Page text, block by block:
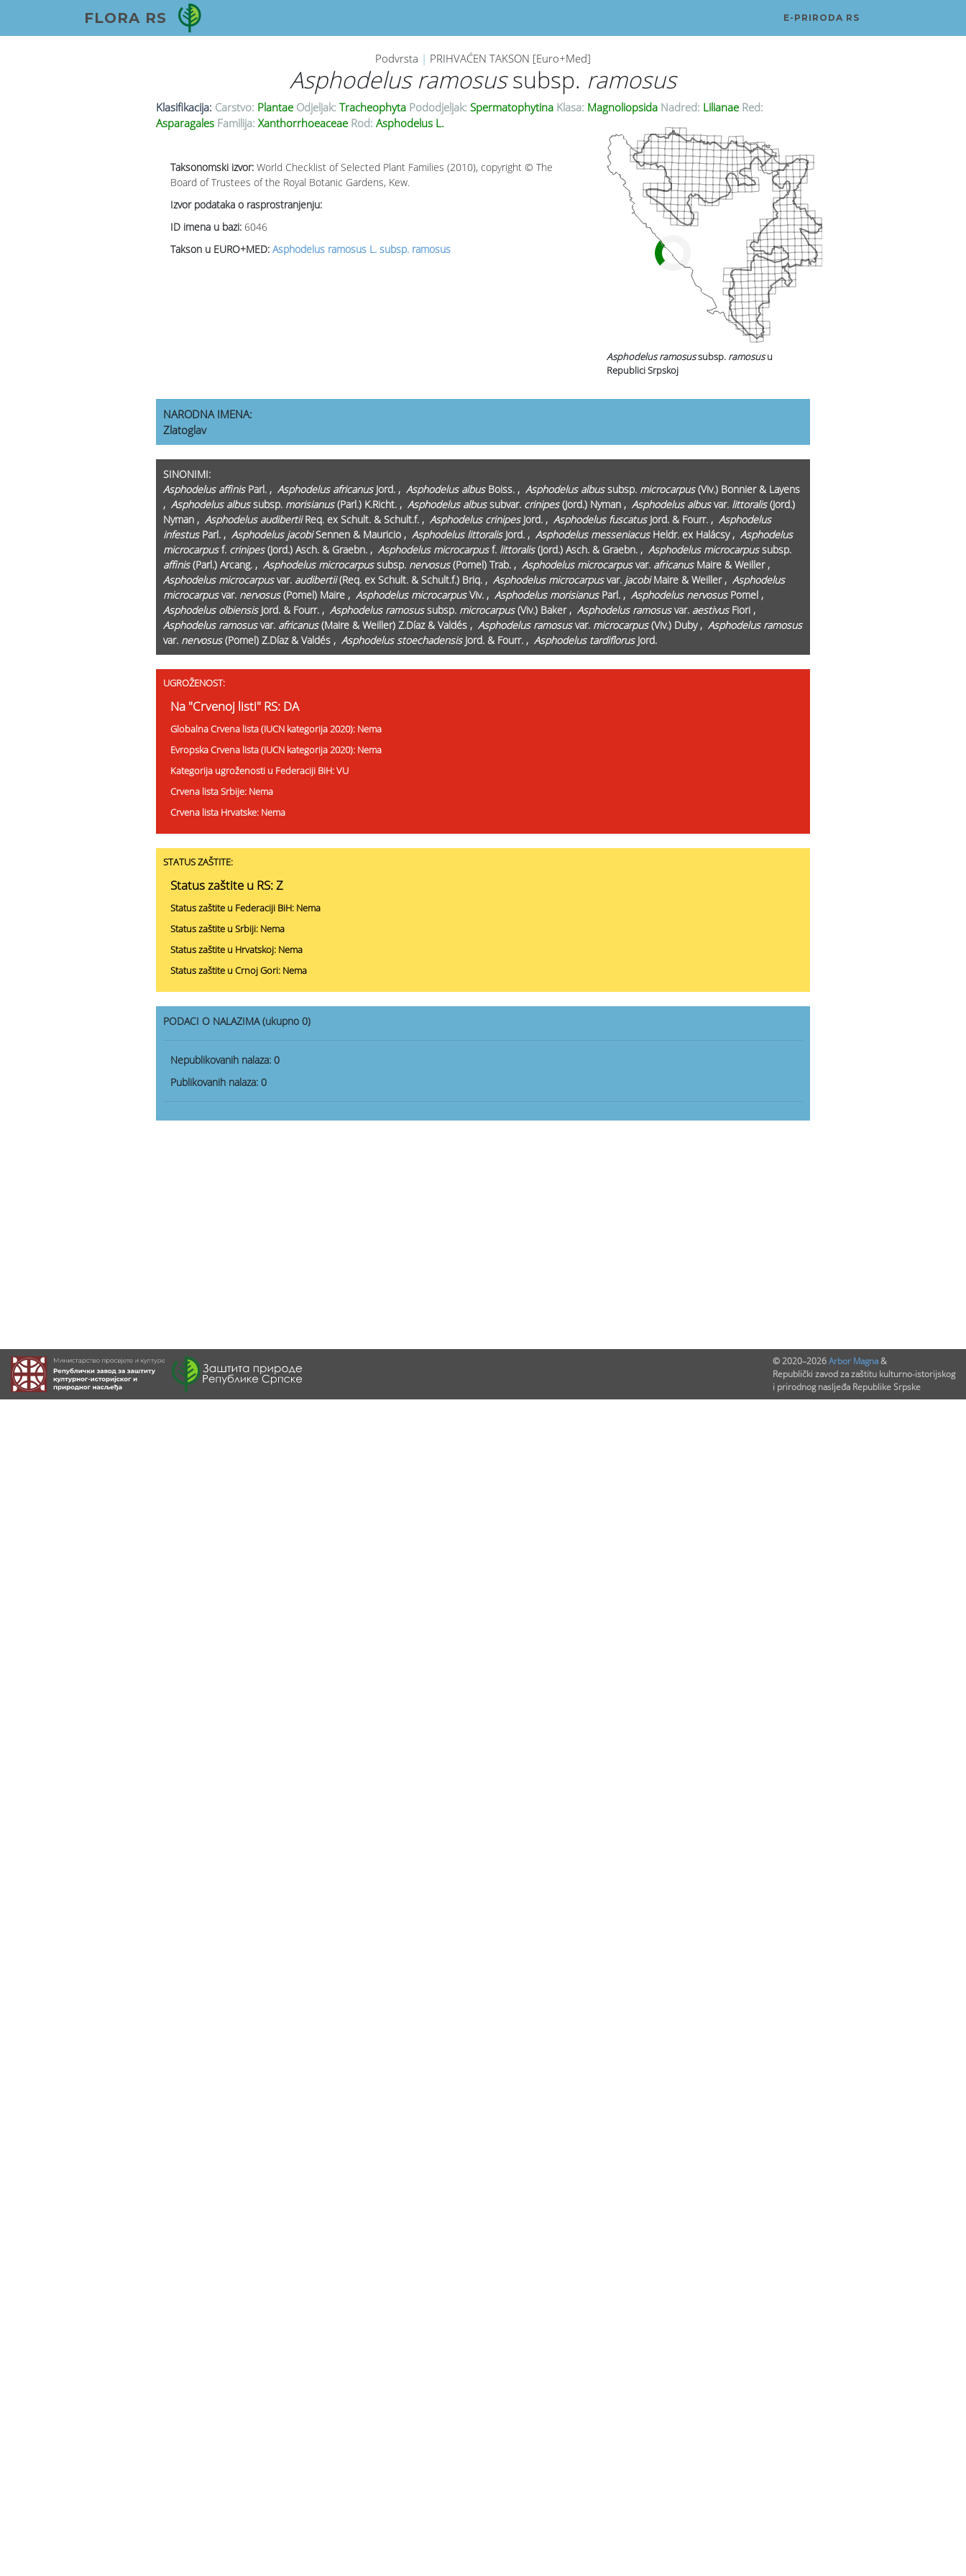
FLORA RS E-PRIRODA RS
Podvrsta | PRIHVAĆEN TAKSON [Euro+Med]
Asphodelus ramosussubsp. ramosus
Klasifikacija: Carstvo: Plantae Odjeljak: Tracheophyta Pododjeljak: Spermatophytina Klasa: Magnoliopsida Nadred: Lilianae Red:
Asparagales Familija: Xanthorrhoeaceae Rod: Asphodelus L.
Taksonomski izvor: World Checklist of Selected Plant Families (2010), copyright © The
Board of Trustees of the Royal Botanic Gardens, Kew.
Izvor podataka o rasprostranjenju:
ID imena u bazi: 6046
Takson u EURO+MED: Asphodelus ramosus L. subsp. ramosus
Asphodelus ramosussubsp. ramosus u
Republici Srpskoj
NARODNA IMENA:
Zlatoglav
SINONIMI:
Asphodelus affinisParl. , Asphodelus africanusJord. , Asphodelus albusBoiss. , Asphodelus albussubsp. microcarpus(Viv.) Bonnier & Layens
, Asphodelus albussubsp. morisianus(Parl.) K.Richt. , Asphodelus albussubvar. crinipes(Jord.) Nyman , Asphodelus albusvar. littoralis(Jord.)
Nyman , Asphodelus audibertiiReq. ex Schult. & Schult.f. , Asphodelus crinipesJord. , Asphodelus fuscatusJord. & Fourr. , Asphodelus
infestusParl. , Asphodelus jacobiSennen & Mauricio , Asphodelus littoralisJord. , Asphodelus messeniacusHeldr. ex Halácsy , Asphodelus
microcarpusf. crinipes(Jord.) Asch. & Graebn. , Asphodelus microcarpusf. littoralis(Jord.) Asch. & Graebn. , Asphodelus microcarpussubsp.
affinis(Parl.) Arcang. , Asphodelus microcarpussubsp. nervosus(Pomel) Trab. , Asphodelus microcarpusvar. africanusMaire & Weiller ,
Asphodelus microcarpusvar. audibertii(Req. ex Schult. & Schult.f.) Briq. , Asphodelus microcarpusvar. jacobiMaire & Weiller , Asphodelus
microcarpusvar. nervosus(Pomel) Maire , Asphodelus microcarpusViv. , Asphodelus morisianusParl. , Asphodelus nervosusPomel ,
Asphodelus olbiensisJord. & Fourr. , Asphodelus ramosussubsp. microcarpus(Viv.) Baker , Asphodelus ramosusvar. aestivusFiori ,
Asphodelus ramosusvar. africanus(Maire & Weiller) Z.Díaz & Valdés , Asphodelus ramosusvar. microcarpus(Viv.) Duby , Asphodelus ramosus
var. nervosus(Pomel) Z.Díaz & Valdés , Asphodelus stoechadensisJord. & Fourr. , Asphodelus tardiflorusJord.
UGROŽENOST:
Na "Crvenoj listi" RS: DA
Globalna Crvena lista (IUCN kategorija 2020): Nema
Evropska Crvena lista (IUCN kategorija 2020): Nema
Kategorija ugroženosti u Federaciji BiH: VU
Crvena lista Srbije: Nema
Crvena lista Hrvatske: Nema
STATUS ZAŠTITE:
Status zaštite u RS: Z
Status zaštite u Federaciji BiH: Nema
Status zaštite u Srbiji: Nema
Status zaštite u Hrvatskoj: Nema
Status zaštite u Crnoj Gori: Nema
PODACI O NALAZIMA (ukupno 0)
Nepublikovanih nalaza: 0
Publikovanih nalaza: 0
© 2020–2026Arbor Magna&
Republički zavod za zaštitu kulturno-istorijskog
i prirodnog nasljeđa Republike Srpske